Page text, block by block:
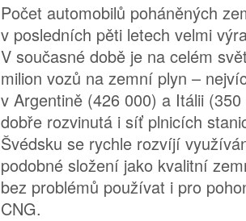
Počet automobilů poháněných
v posledních pěti letech velmi
V současné době je na celém
milion vozů na zemní plyn –
v Argentině (426 000) a Itálii
dobře rozvinutá i síť plnicích
Švédsku se rychle rozvíjí
podobné složení jako kvalitní
bez problémů používat i pro
CNG.